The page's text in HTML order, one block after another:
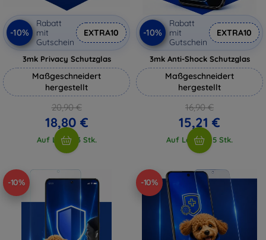
-10%
Rabatt
mit
Gutschein
EXTRA10
3mk Privacy Schutzglas
Maßgeschneidert
hergestellt
20,90 €
18,80 €
Auf Lager 3 Stk.
-10%
Rabatt
mit
Gutschein
EXTRA10
3mk Anti-Shock Schutzglas
Maßgeschneidert
hergestellt
16,90 €
15,21 €
Auf Lager > 5 Stk.
-10% -10%